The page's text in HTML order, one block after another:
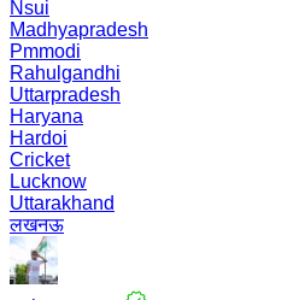
Nsui
Madhyapradesh
Pmmodi
Rahulgandhi
Uttarpradesh
Haryana
Hardoi
Cricket
Lucknow
Uttarakhand
लखनऊ